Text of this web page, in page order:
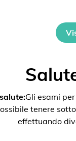
Gli esami
tenere
effettuando